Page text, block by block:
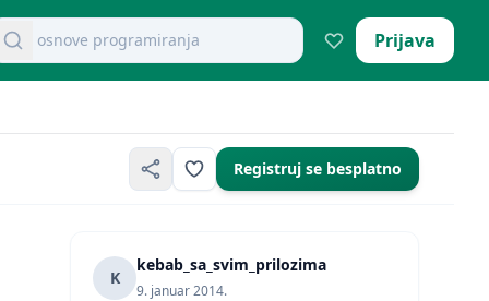
dokumente
mikroekonomija pitanja
Prijava
Registruj se besplatno
K
kebab_sa_svim_prilozima
9. januar 2014.